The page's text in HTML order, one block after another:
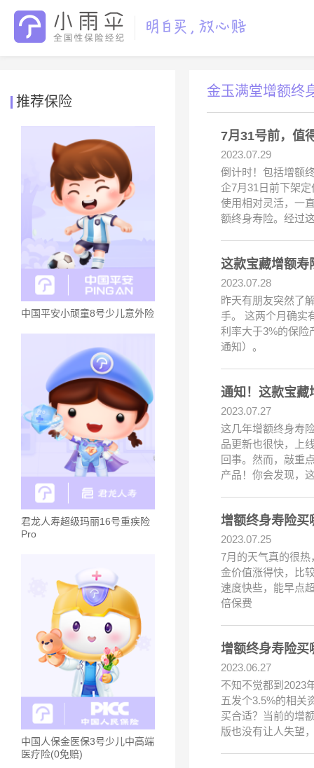
推荐保险
中国平安小顽童8号少儿意外险
君龙人寿超级玛丽16号重疾险
Pro
中国人保金医保3号少儿中高端
医疗险(0免赔)
金玉满堂增额终
7月31号前，值
2023.07.29
倒计时！包括增额
企7月31日前下架
使用相对灵活，一
额终身寿险。经过
这款宝藏增额寿
2023.07.28
昨天有朋友突然了
手。 这两个月确实
利率大于3%的保险
通知）。
通知！这款宝藏
2023.07.27
这几年增额终身寿
品更新也很快，上
回事。然而，敲重
产品！你会发现，
增额终身寿险买
2023.07.25
7月的天气真的很
金价值涨得快，比
速度快些，能早点
倍保费
增额终身寿险买
2023.06.27
不知不觉都到2023
五发个3.5%的相关
买合适？当前的增
版也没有让人失望